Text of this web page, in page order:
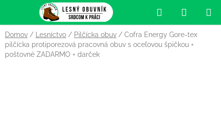
obsah
Hľadať
KOŠÍK
Domov / Lesníctvo / Pilčícka obuv / Cofra Energy Gore-tex
pilčícka protiporezová pracovná obuv s oceľovou špičkou +
poštovné ZADARMO + darček